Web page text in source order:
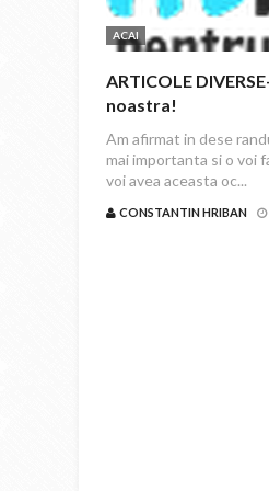
ACAI
ARTICOLE
noastra!
Am afirmat in dese
mai importanta si o voi
voi avea aceasta oc...
CONSTANTIN HRIBAN